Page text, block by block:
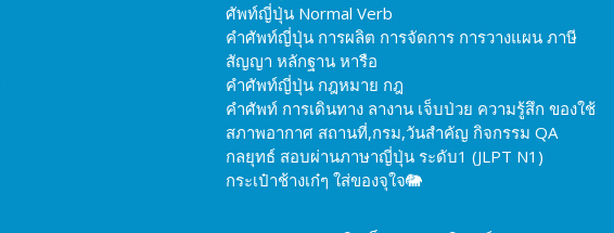
ศัพท์ญี่ปุ่น Normal Verb
คำศัพท์ญี่ปุ่น การผลิต การจัดการ การวางแผน ภาษี
สัญญา หลักฐาน หารือ
คำศัพท์ญี่ปุ่น กฎหมาย กฎ
คำศัพท์ การเดินทาง ลางาน เจ็บป่วย ความรู้สึก ของใช้
สภาพอากาศ สถานที่,กรม,วันสำคัญ กิจกรรม QA
กลยุทธ์ สอบผ่านภาษาญี่ปุ่น ระดับ1 (JLPT N1)
กระเป๋าช้างเก๋ๆ ใส่ของจุใจ🐘